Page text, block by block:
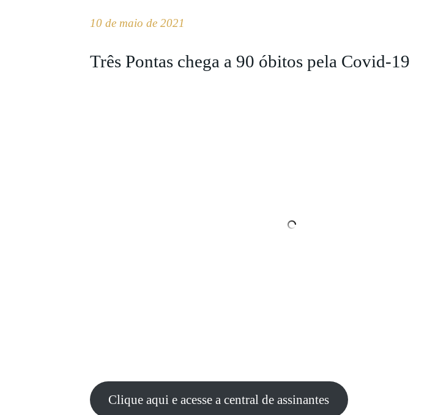
10 de maio de 2021
Três Pontas chega a 90 óbitos pela Covid-19
Clique aqui e acesse a central de assinantes